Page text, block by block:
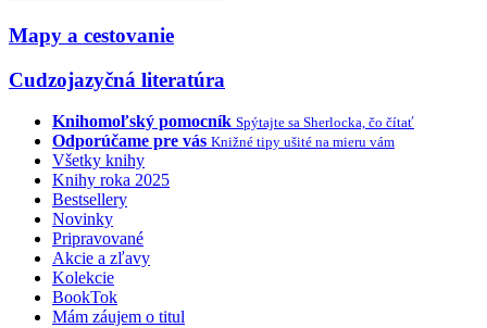
Mapy a cestovanie
Cudzojazyčná literatúra
Knihomoľský pomocník Spýtajte sa Sherlocka, čo čítať
Odporúčame pre vás Knižné tipy ušité na mieru vám
Všetky knihy
Knihy roka 2025
Bestsellery
Novinky
Pripravované
Akcie a zľavy
Kolekcie
BookTok
Mám záujem o titul